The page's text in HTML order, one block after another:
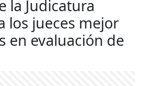
la Judicatura
los jueces mejor
en evaluación de